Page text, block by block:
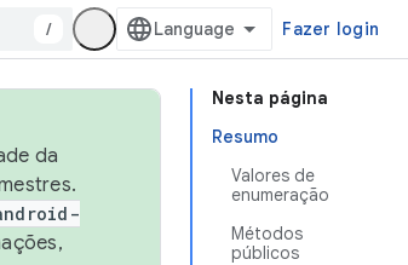
/ Fazer login
Nesta página
Resumo
Valores de
enumeração
Métodos
públicos
da